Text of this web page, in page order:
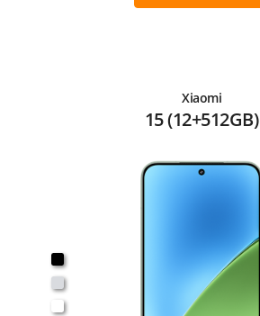
Xiaomi
15 (12+512GB)